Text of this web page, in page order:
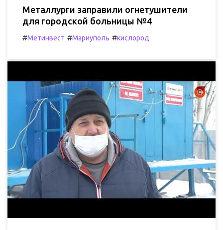
Металлурги заправили огнетушители
для городской больницы №4
#Метинвест #Мариуполь #кислород